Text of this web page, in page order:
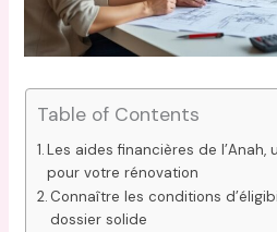
Table of Contents
Les aides financières de
pour votre rénovation
Connaître les conditions
dossier solide